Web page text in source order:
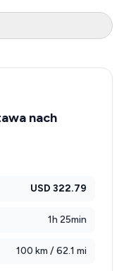
nach
USD 322.79
1h 25min
100 km / 62.1 mi